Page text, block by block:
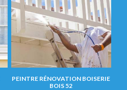
PEINTRE RÉNOVATION BOISERIE
BOIS 52